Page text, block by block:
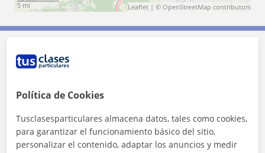
5 mi
Leaflet | © OpenStreetMap contributors
Contacta con Victor
Tarifa
1ª clase gratis
Política de Cookies
Tusclasesparticulares almacena datos, tales como cookies,
para garantizar el funcionamiento básico del sitio,
personalizar el contenido, adaptar los anuncios y medir